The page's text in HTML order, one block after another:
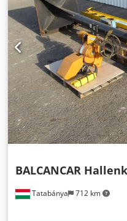
Tatabánya 712 km
BALCANCAR